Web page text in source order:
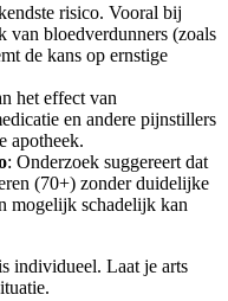
risico. Vooral bij
bloedverdunners (zoals
de kans op ernstige
het effect van
en andere pijnstillers
apotheek.
: Onderzoek suggereert dat
(70+) zonder duidelijke
mogelijk schadelijk kan
individueel. Laat je arts